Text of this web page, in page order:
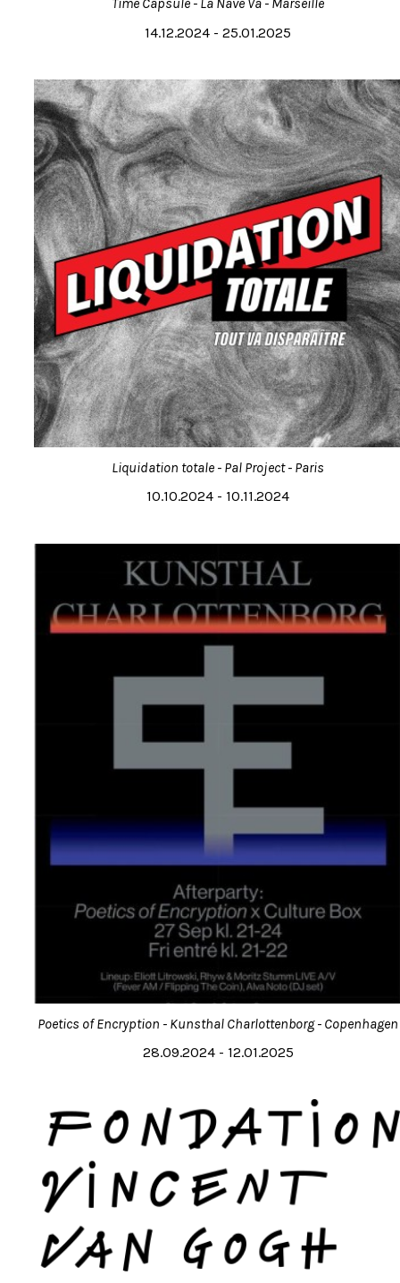
Time Capsule - La Nave Va - Marseille
14.12.2024 - 25.01.2025
Liquidation totale - Pal Project - Paris
10.10.2024 - 10.11.2024
Poetics of Encryption - Kunsthal Charlottenborg - Copenhagen
28.09.2024 - 12.01.2025